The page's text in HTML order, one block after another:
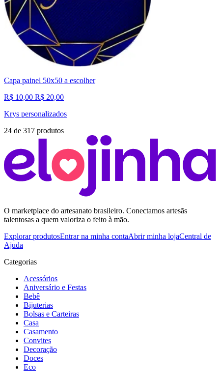
Capa painel 50x50 a escolher
R$ 10,00 R$ 20,00
Krys personalizados
24 de 317 produtos
O marketplace do artesanato brasileiro. Conectamos artesãs
talentosas a quem valoriza o feito à mão.
Explorar produtosEntrar na minha contaAbrir minha lojaCentral de
Ajuda
Categorias
Acessórios
Aniversário e Festas
Bebê
Bijuterias
Bolsas e Carteiras
Casa
Casamento
Convites
Decoração
Doces
Eco